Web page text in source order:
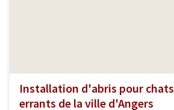
Installation d'abris pour chats
errants de la ville d'Angers